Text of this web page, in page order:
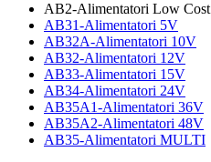
AB2-Alimentatori Low Cost
AB31-Alimentatori 5V
AB32A-Alimentatori 10V
AB32-Alimentatori 12V
AB33-Alimentatori 15V
AB34-Alimentatori 24V
AB35A1-Alimentatori 36V
AB35A2-Alimentatori 48V
AB35-Alimentatori MULTI